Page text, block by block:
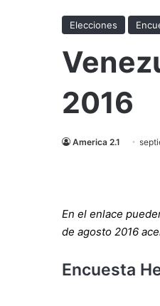
Elecciones
2016
America 2.1
En el enlace
de agosto 2016
Encuesta